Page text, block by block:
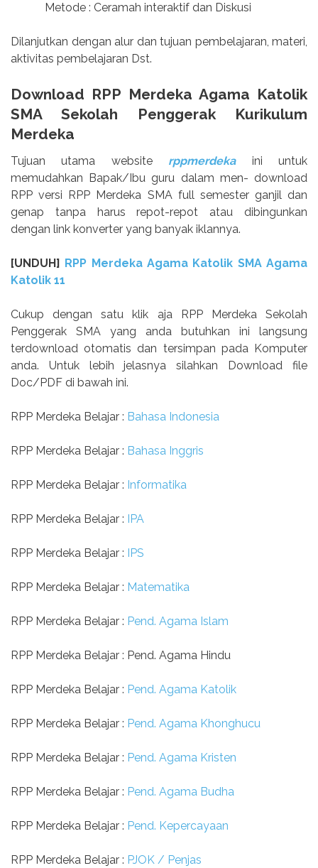
Metode : Ceramah interaktif dan Diskusi
Dilanjutkan dengan alur dan tujuan pembelajaran, materi,
aktivitas pembelajaran Dst.
Download RPP Merdeka Agama Katolik
SMA Sekolah Penggerak Kurikulum
Merdeka
Tujuan utama website rppmerdeka
ini untuk
memudahkan Bapak/Ibu guru dalam men- download
RPP versi RPP Merdeka SMA full semester ganjil dan
genap tanpa harus repot-repot atau dibingunkan
dengan link konverter yang banyak iklannya.
[UNDUH]
RPP Merdeka Agama Katolik SMA Agama
Katolik 11
Cukup dengan satu klik aja RPP Merdeka Sekolah
Penggerak SMA yang anda butuhkan ini langsung
terdownload otomatis dan tersimpan pada Komputer
anda. Untuk lebih jelasnya silahkan Download file
Doc/PDF di bawah ini.
RPP Merdeka Belajar : Bahasa Indonesia
RPP Merdeka Belajar : Bahasa Inggris
RPP Merdeka Belajar : Informatika
RPP Merdeka Belajar : IPA
RPP Merdeka Belajar : IPS
RPP Merdeka Belajar : Matematika
RPP Merdeka Belajar : Pend. Agama Islam
RPP Merdeka Belajar : Pend. Agama Hindu
RPP Merdeka Belajar : Pend. Agama Katolik
RPP Merdeka Belajar : Pend. Agama Khonghucu
RPP Merdeka Belajar : Pend. Agama Kristen
RPP Merdeka Belajar : Pend. Agama Budha
RPP Merdeka Belajar : Pend. Kepercayaan
RPP Merdeka Belajar : PJOK / Penjas